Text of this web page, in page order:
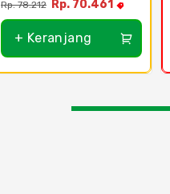
Rp. 78.212 Rp. 70.461
+ Keranjang